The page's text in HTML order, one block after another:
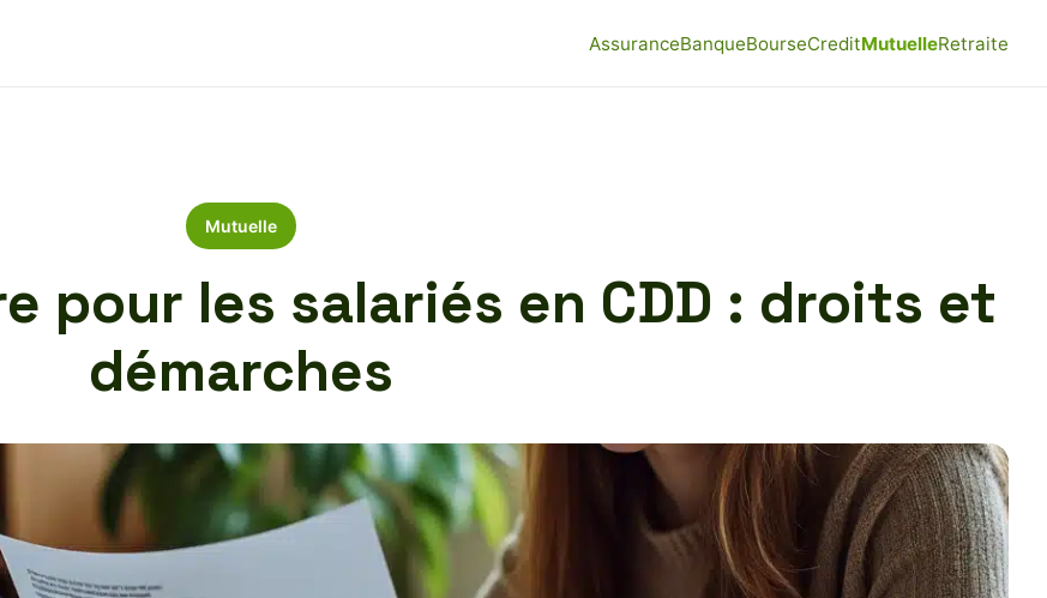
AssuranceBanqueBourseCreditMutuelleRetraite
Mutuelle
pour les salariés en CDD : droits et
démarches